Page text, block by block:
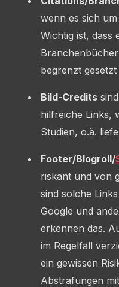
wenn es sich
Wichtig ist, dass
begrenzt
Bild-Credits
hilfreiche Links,
Studien, o.ä.
Footer/Blogroll/
riskant und von
sind solche
Google und
erkennen das.
im Regelfall
ein gewissen
Abstrafungen